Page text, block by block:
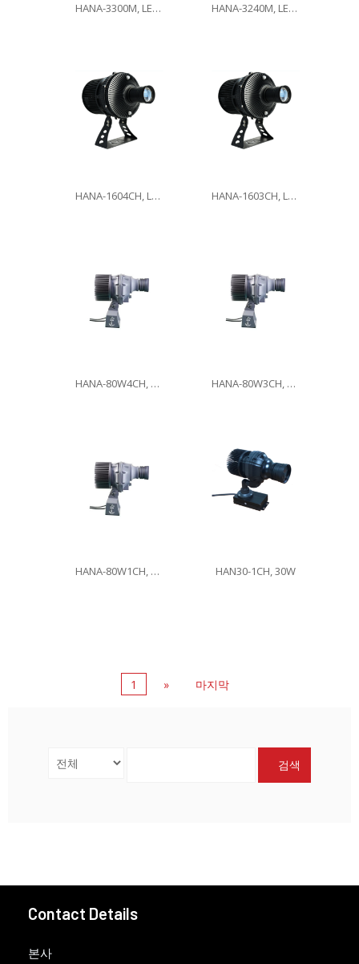
HANA-3300M, LED300W HANA-3240M, LED240W
HANA-1604CH, LED160W HANA-1603CH, LED160W
HANA-80W4CH, 80W HANA-80W3CH, 80W
HANA-80W1CH, 80W HAN30-1CH, 30W
1 » 마지막
검색
Contact Details
본사